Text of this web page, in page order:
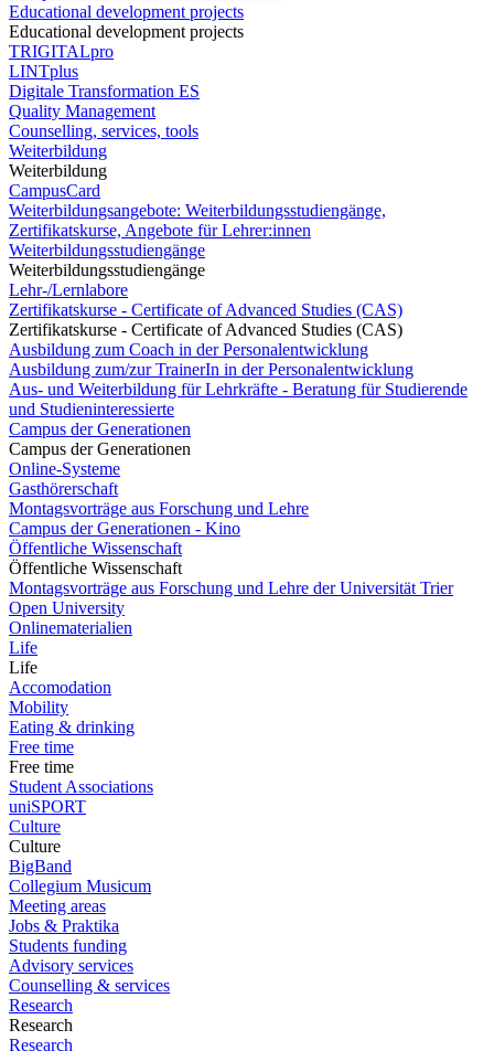
Educational development projects
Educational development projects
TRIGITALpro
LINTplus
Digitale Transformation ES
Quality Management
Counselling, services, tools
Weiterbildung
Weiterbildung
CampusCard
Weiterbildungsangebote: Weiterbildungsstudiengänge,
Zertifikatskurse, Angebote für Lehrer:innen
Weiterbildungsstudiengänge
Weiterbildungsstudiengänge
Lehr-/Lernlabore
Zertifikatskurse - Certificate of Advanced Studies (CAS)
Zertifikatskurse - Certificate of Advanced Studies (CAS)
Ausbildung zum Coach in der Personalentwicklung
Ausbildung zum/zur TrainerIn in der Personalentwicklung
Aus- und Weiterbildung für Lehrkräfte - Beratung für Studierende
und Studieninteressierte
Campus der Generationen
Campus der Generationen
Online-Systeme
Gasthörerschaft
Montagsvorträge aus Forschung und Lehre
Campus der Generationen - Kino
Öffentliche Wissenschaft
Öffentliche Wissenschaft
Montagsvorträge aus Forschung und Lehre der Universität Trier
Open University
Onlinematerialien
Life
Life
Accomodation
Mobility
Eating & drinking
Free time
Free time
Student Associations
uniSPORT
Culture
Culture
BigBand
Collegium Musicum
Meeting areas
Jobs & Praktika
Students funding
Advisory services
Counselling & services
Research
Research
Research